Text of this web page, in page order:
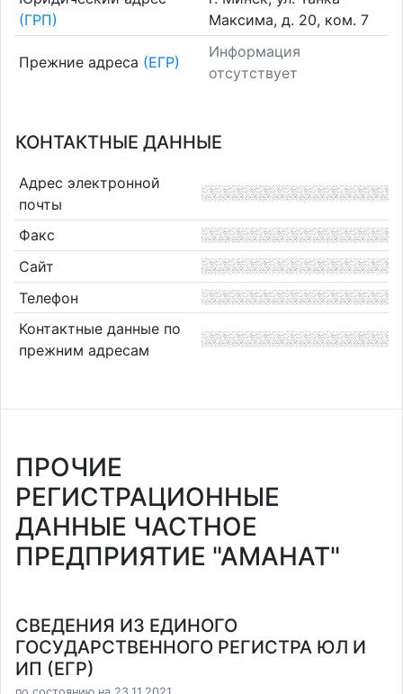
(ГРП)
Максима, д. 20, ком. 7
Прежние адреса (ЕГР)
Информация
отсутствует
КОНТАКТНЫЕ ДАННЫЕ
Адрес электронной
почты
Факс
Сайт
Телефон
Контактные данные по
прежним адресам
ПРОЧИЕ
РЕГИСТРАЦИОННЫЕ
ДАННЫЕ ЧАСТНОЕ
ПРЕДПРИЯТИЕ "АМАНАТ"
СВЕДЕНИЯ ИЗ ЕДИНОГО
ГОСУДАРСТВЕННОГО РЕГИСТРА ЮЛ И
ИП (ЕГР)